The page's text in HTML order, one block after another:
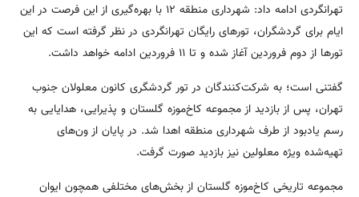
تهرانگردی ادامه داد: شهرداری منطقه ۱۲ با بهره‌گیری از این فرصت در این
ایام برای گردشگران، تورهای رایگان تهرانگردی در نظر گرفته است که این
تورها از دوم فروردین آغاز شده و تا ۱۱ فروردین ادامه خواهد داشت.
گفتنی است؛ به شرکت‌کنندگان در تور گردشگری کانون معلولان جنوب
تهران، پس از بازدید از مجموعه کاخ‌موزه گلستان و پذیرایی، هدایایی به
رسم یادبود از طرف شهرداری منطقه اهدا شد. در پایان از ون‌های
تهیه‌شده ویژه معلولین نیز بازدید صورت گرفت.
مجموعه تاریخی کاخ‌موزه گلستان از بخش‌های مختلفی همچون ایوان